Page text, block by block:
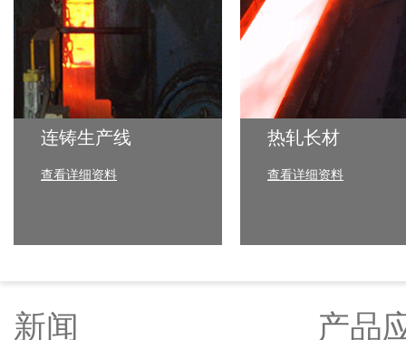
连铸生产线
查看详细资料
热轧长材
查看详细资料
新闻 产品